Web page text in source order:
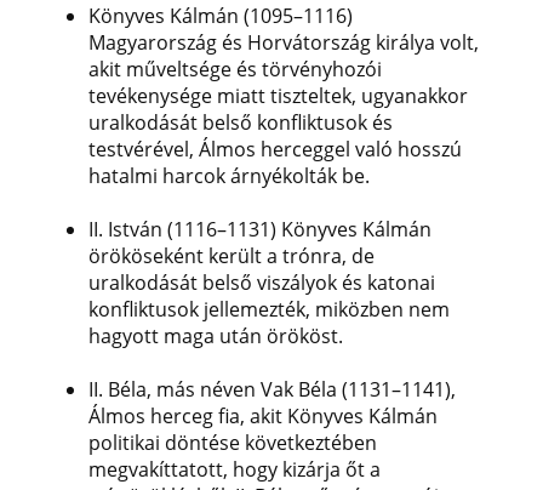
Könyves Kálmán (1095–1116)
Magyarország és Horvátország királya volt,
akit műveltsége és törvényhozói
tevékenysége miatt tiszteltek, ugyanakkor
uralkodását belső konfliktusok és
testvérével, Álmos herceggel való hosszú
hatalmi harcok árnyékolták be.
II. István (1116–1131) Könyves Kálmán
örököseként került a trónra, de
uralkodását belső viszályok és katonai
konfliktusok jellemezték, miközben nem
hagyott maga után örököst.
II. Béla, más néven Vak Béla (1131–1141),
Álmos herceg fia, akit Könyves Kálmán
politikai döntése következtében
megvakíttatott, hogy kizárja őt a